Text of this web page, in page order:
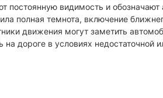
видимость и
полная темнота, включение
движения могут заметить
дороге в условиях недостаточной